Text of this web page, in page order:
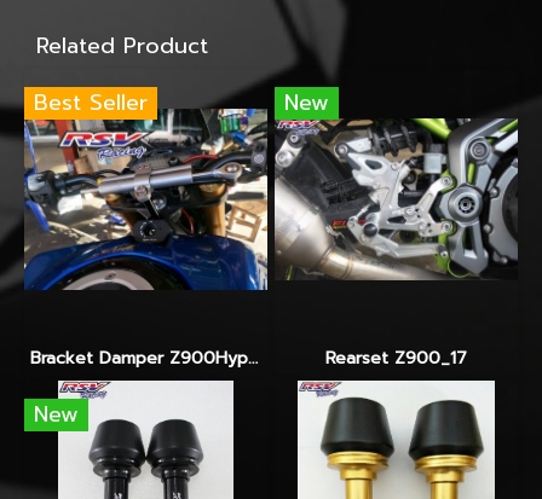
Related Product
Best Seller
Bracket Damper Z900Hyperpro
New
Rearset Z900_17
New